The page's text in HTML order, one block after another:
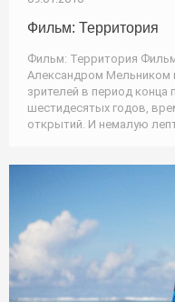
Фильм: Территория
Фильм: Территория
Александром Мельником
зрителей в период конца
шестидесятых годов,
открытий. И немалую